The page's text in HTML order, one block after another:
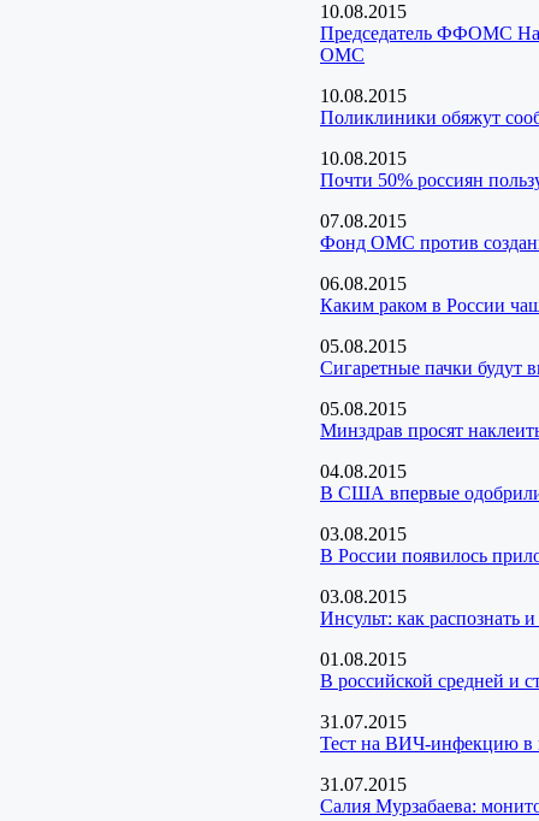
10.08.2015
Председатель ФФОМС
ОМС
10.08.2015
Поликлиники обяжут
10.08.2015
Почти 50% россиян
07.08.2015
Фонд ОМС против
06.08.2015
Каким раком в России
05.08.2015
Сигаретные пачки будут
05.08.2015
Минздрав просят
04.08.2015
В США впервые одобрили
03.08.2015
В России появилось
03.08.2015
Инсульт: как распознать
01.08.2015
В российской средней и
31.07.2015
Тест на ВИЧ-инфекцию в
31.07.2015
Салия Мурзабаева: